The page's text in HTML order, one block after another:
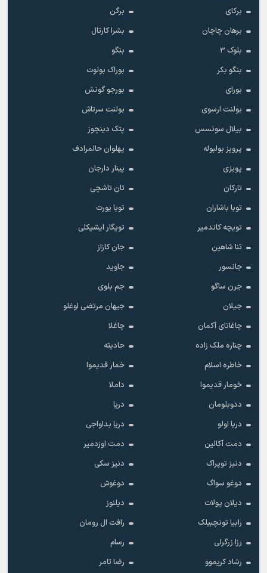
برکای
برگن
برهان چاچان
بشرا کارتال
بلوک 3
بنگو
بنگو بکر
بوراک بولوت
بورای
بورجو گونش
بولنت ارسوی
بولنت سرتاش
بیلال سونسس
پتک دینچوز
پرویز بولبوله
پهلوان حالمرادف
پویزی
پینار دارجان
تارکان
تان تاشچی
توبا باشاران
توبا یورت
تویچه کاندمیر
تویگار ایشیکلی
ثنا شاهین
جان کازاز
جانسور
جاوید
جرن ساگو
جم بلوی
جیلان
جیهان مرتضی اوغلو
چاغاتای آکمان
چاغلا
چناره ملک زاده
حادیثه
خاطره اسلام
خمار قدیموا
خومار قدیموا
داملا
ددوبلومان
دریا
دریا اولو
دریا بداواجی
دمت آکالین
دمت اوزدمیر
دنیز توپراک
دنیز سکی
دوغو سواگ
دوغوش
دیلان پولات
دیلنوز
رابیا تونچبیلک
رافت ال رومان
رزا زرگرلی
رسام
رشاد کریموو
رضا تامر